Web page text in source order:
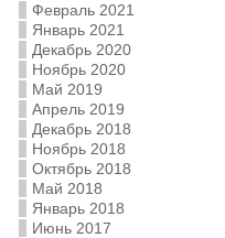
Февраль 2021
Январь 2021
Декабрь 2020
Ноябрь 2020
Май 2019
Апрель 2019
Декабрь 2018
Ноябрь 2018
Октябрь 2018
Май 2018
Январь 2018
Июнь 2017